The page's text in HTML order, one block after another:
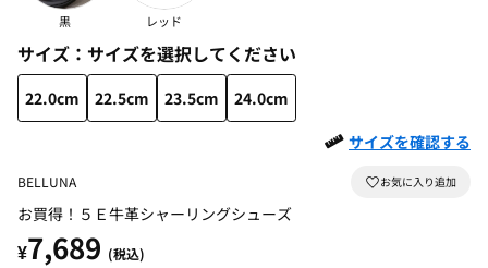
黒 レッド
サイズ： サイズを選択してください
22.0cm 22.5cm 23.5cm
24.0cm
サイズを確認する
BELLUNA
お買得！５Ｅ牛革シャーリングシューズ
¥7,689 (税込)